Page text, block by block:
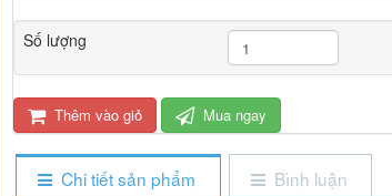
Số lượng
Thêm vào giỏ Mua ngay
Chi tiết sản phẩm Bình luận